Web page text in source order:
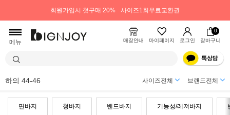
회원가입시 첫구매 20% 사이즈1회무료교환권
메뉴 매장안내 마이페이지 로그인
0
장바구니
하의 44-46 사이즈전체 브랜드전체
면바지 청바지 밴드바지 기능성/레져바지